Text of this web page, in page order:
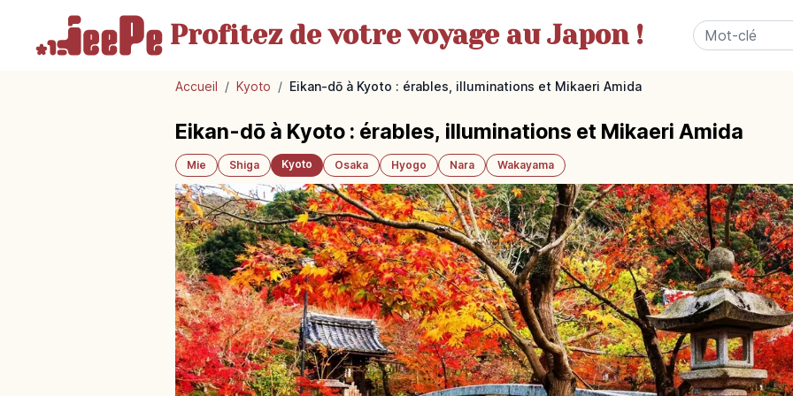
Profitez de votrevoyage au Japon !
Accueil / Kyoto / Eikan-dō à Kyoto : érables, illuminations et Mikaeri Amida
Eikan-dō à Kyoto : érables, illuminations et Mikaeri Amida
Mie Shiga Kyoto Osaka Hyogo Nara Wakayama